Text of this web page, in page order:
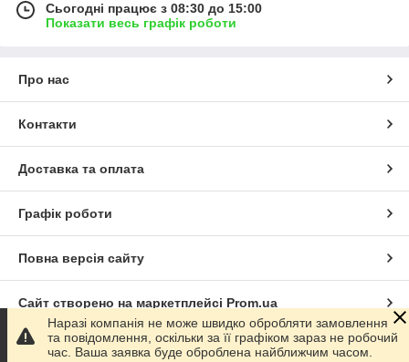
Сьогодні працює з 08:30 до 15:00
Показати весь графік роботи
Про нас
Контакти
Доставка та оплата
Графік роботи
Повна версія сайту
Сайт створено на маркетплейсі Prom.ua
Політика конфіденційності
Наразі компанія не може швидко обробляти замовлення
та повідомлення, оскільки за її графіком зараз не робочий
час. Ваша заявка буде оброблена найближчим часом.